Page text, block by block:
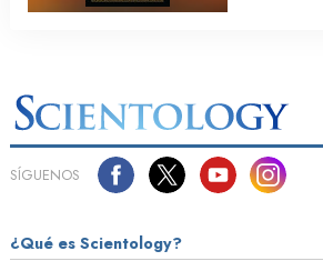
SÍGUENOS
¿Qué es Scientology?